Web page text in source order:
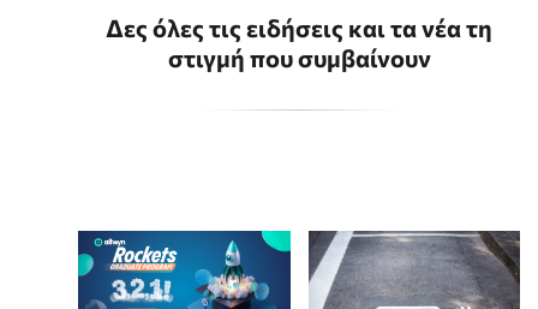
Δες όλες τις ειδήσεις και τα νέα τη
στιγμή που συμβαίνουν